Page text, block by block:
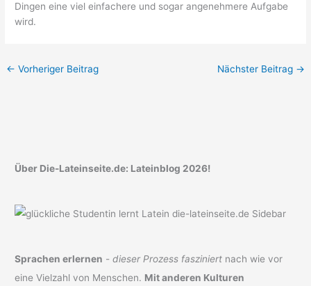
Dingen eine viel einfachere und sogar angenehmere Aufgabe
wird.
← Vorheriger Beitrag Nächster Beitrag →
Über Die-Lateinseite.de: Lateinblog 2026!
Sprachen erlernen -dieser Prozess fasziniert nach wie vor
eine Vielzahl von Menschen. Mit anderen Kulturen